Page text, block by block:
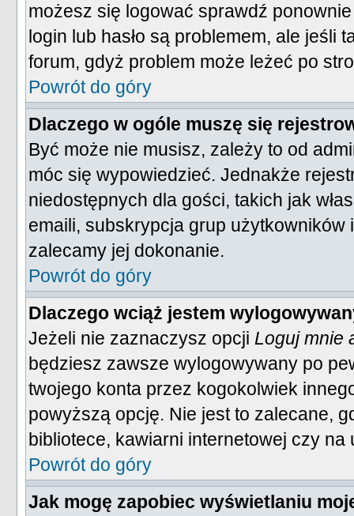
możesz się logować sprawdź ponownie
login lub hasło są problemem, ale jeśli
forum, gdyż problem może leżeć po
Powrót do góry
Dlaczego w ogóle muszę się
Być może nie musisz, zależy to od
móc się wypowiedzieć. Jednakże
niedostępnych dla gości, takich jak
emaili, subskrypcja grup
zalecamy jej dokonanie.
Powrót do góry
Dlaczego wciąż jestem
Jeżeli nie zaznaczysz opcji Loguj mnie
będziesz zawsze wylogowywany po
twojego konta przez kogokolwiek
powyższą opcję. Nie jest to zalecane,
bibliotece, kawiarni internetowej czy na
Powrót do góry
Jak mogę zapobiec wyświetlaniu